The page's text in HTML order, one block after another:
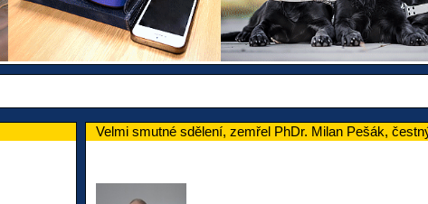
Velmi smutné sdělení, zemřel PhDr. Milan Pešák,